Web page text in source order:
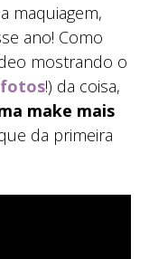
maquiagem,
ano! Como
mostrando o
!) da coisa,
make mais
da primeira